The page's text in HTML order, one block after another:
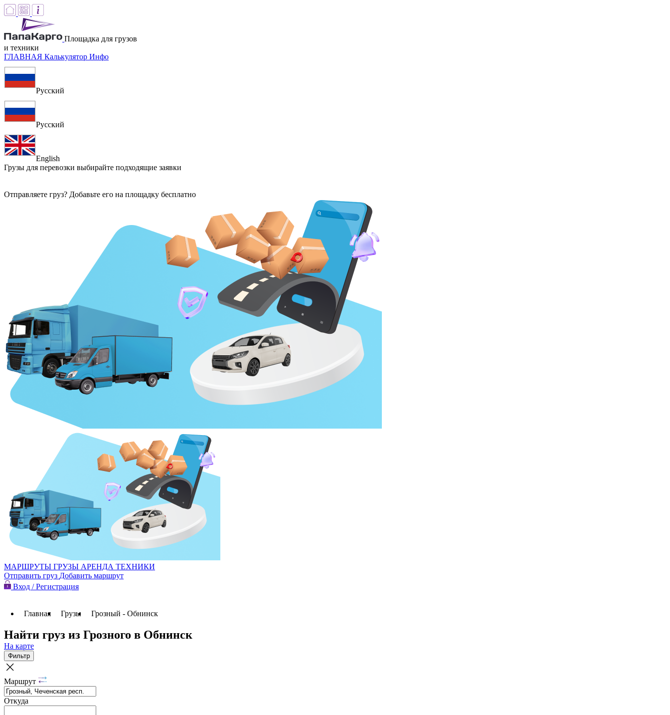
Площадка для грузов
и техники
ГЛАВНАЯ Калькулятор Инфо
Русский
Русский
English
Грузы для перевозки выбирайте подходящие заявки
Отправляете груз? Добавьте его на площадку бесплатно
МАРШРУТЫ ГРУЗЫ АРЕНДА ТЕХНИКИ
Отправить груз Добавить маршрут
Вход / Регистрация
Главная Грузы Грозный - Обнинск
Найти груз из Грозного в Обнинск
На карте
Фильтр
Маршрут
Откуда